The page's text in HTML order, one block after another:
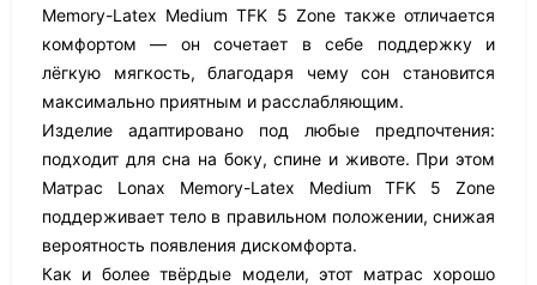
Memory-Latex Medium TFK 5 Zone также отличается
комфортом — он сочетает в себе поддержку и
лёгкую мягкость, благодаря чему сон становится
максимально приятным и расслабляющим.
Изделие адаптировано под любые предпочтения:
подходит для сна на боку, спине и животе. При этом
Матрас Lonax Memory-Latex Medium TFK 5 Zone
поддерживает тело в правильном положении, снижая
вероятность появления дискомфорта.
Как и более твёрдые модели, этот матрас хорошо